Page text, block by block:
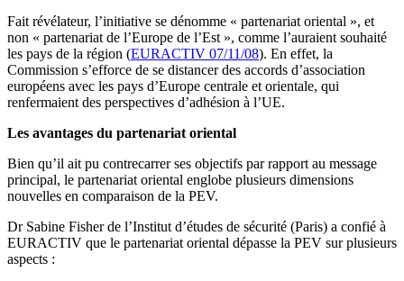
Fait révélateur, l’initiative se dénomme « partenariat oriental », et
non « partenariat de l’Europe de l’Est », comme l’auraient souhaité
les pays de la région (EURACTIV 07/11/08). En effet, la
Commission s’efforce de se distancer des accords d’association
européens avec les pays d’Europe centrale et orientale, qui
renfermaient des perspectives d’adhésion à l’UE.
Les avantages du partenariat oriental
Bien qu’il ait pu contrecarrer ses objectifs par rapport au message
principal, le partenariat oriental englobe plusieurs dimensions
nouvelles en comparaison de la PEV.
Dr Sabine Fisher de l’Institut d’études de sécurité (Paris) a confié à
EURACTIV que le partenariat oriental dépasse la PEV sur plusieurs
aspects :